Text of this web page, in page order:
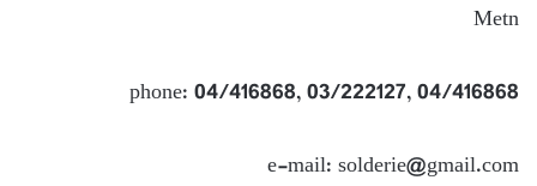
Metn
phone: 04/416868, 03/222127, 04/416868
e-mail: solderie@gmail.com